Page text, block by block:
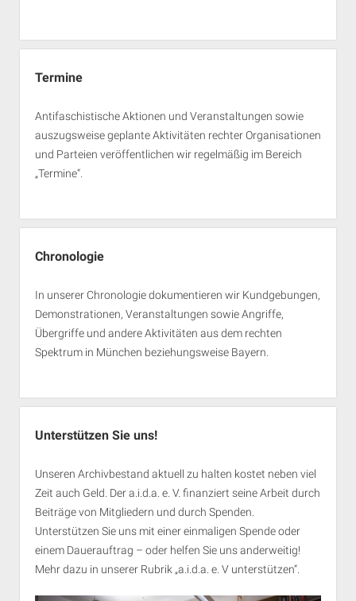
Termine
Antifaschistische Aktionen und Veranstaltungen sowie
auszugsweise geplante Aktivitäten rechter Organisationen
und Parteien veröffentlichen wir regelmäßig im Bereich
„Termine“.
Chronologie
In unserer Chronologie dokumentieren wir Kundgebungen,
Demonstrationen, Veranstaltungen sowie Angriffe,
Übergriffe und andere Aktivitäten aus dem rechten
Spektrum in München beziehungsweise Bayern.
Unterstützen Sie uns!
Unseren Archivbestand aktuell zu halten kostet neben viel
Zeit auch Geld. Der a.i.d.a. e. V. finanziert seine Arbeit durch
Beiträge von Mitgliedern und durch Spenden.
Unterstützen Sie uns mit einer einmaligen Spende oder
einem Dauerauftrag – oder helfen Sie uns anderweitig!
Mehr dazu in unserer Rubrik „a.i.d.a. e. V unterstützen“.